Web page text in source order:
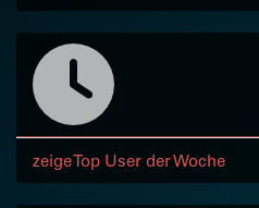
zeige Top User der Woche